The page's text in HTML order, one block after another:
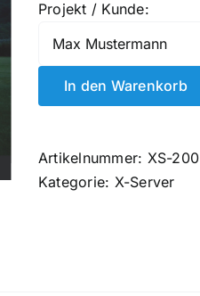
Projekt / Kunde:
In den Warenkorb
Artikelnummer: XS-200
Kategorie: X-Server